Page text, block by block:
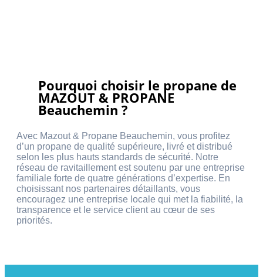
Pourquoi choisir le propane de
MAZOUT & PROPANE
Beauchemin ?
Avec Mazout & Propane Beauchemin, vous profitez
d’un propane de qualité supérieure, livré et distribué
selon les plus hauts standards de sécurité. Notre
réseau de ravitaillement est soutenu par une entreprise
familiale forte de quatre générations d’expertise. En
choisissant nos partenaires détaillants, vous
encouragez une entreprise locale qui met la fiabilité, la
transparence et le service client au cœur de ses
priorités.